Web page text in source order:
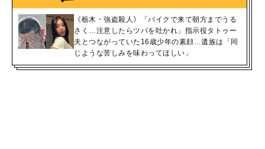
《栃木・強盗殺人》「バイクで来て朝方までうる
さく…注意したらツバを吐かれ」指示役タトゥー
夫とつながっていた16歳少年の素顔…遺族は「同
じような苦しみを味わってほしい」